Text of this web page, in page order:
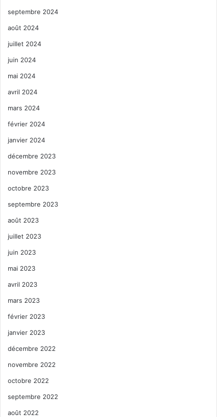
septembre 2024
août 2024
juillet 2024
juin 2024
mai 2024
avril 2024
mars 2024
février 2024
janvier 2024
décembre 2023
novembre 2023
octobre 2023
septembre 2023
août 2023
juillet 2023
juin 2023
mai 2023
avril 2023
mars 2023
février 2023
janvier 2023
décembre 2022
novembre 2022
octobre 2022
septembre 2022
août 2022